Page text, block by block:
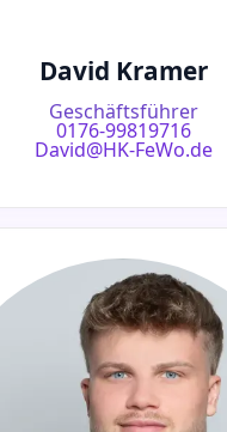
David Kramer
Geschäftsführer
0176-99819716
David@HK-FeWo.de